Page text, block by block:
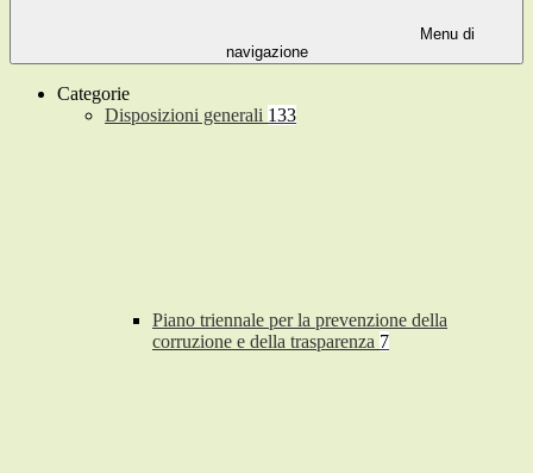
Menu di
navigazione
Categorie
Disposizioni generali 133
Piano triennale per la prevenzione della
corruzione e della trasparenza 7